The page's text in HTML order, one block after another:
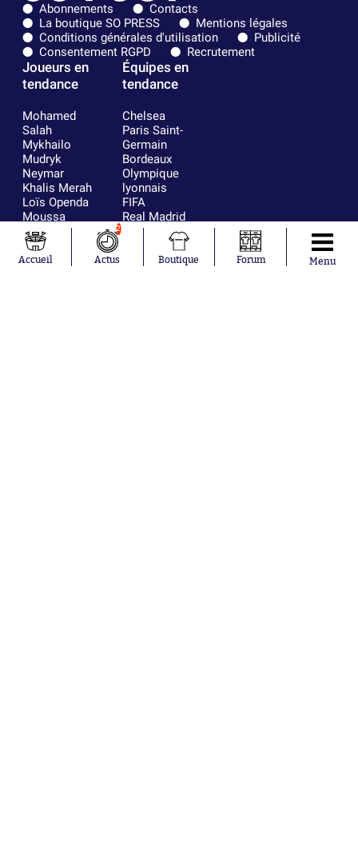
Abonnements
Contacts
La boutique SO PRESS
Mentions légales
Conditions générales d'utilisation
Publicité
Consentement RGPD
Recrutement
Joueurs en
tendance
Mohamed
Salah
Mykhailo
Mudryk
Neymar
Khalis Merah
Loïs Openda
Moussa
Niakhaté
Nicolás
Tagliafico
Équipes en
tendance
Chelsea
Paris Saint-
Germain
Bordeaux
Olympique
lyonnais
FIFA
Real Madrid
RC Strasbourg
AC Milan
Accueil
2
Actus Boutique Forum Menu